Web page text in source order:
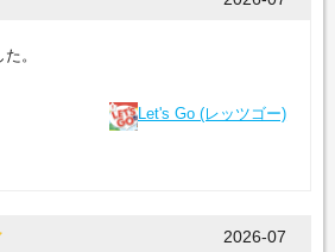
。
Let's Go (レッツゴー)
2026-07